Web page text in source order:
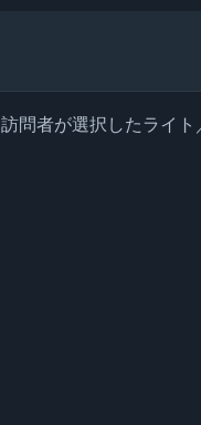
訪問者が選択したライト